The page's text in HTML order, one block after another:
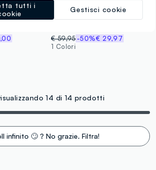
€ 59,95 -50%€ 29,97
1 Colori
14 di 14 prodotti
infinito 🙄 ? No grazie. Filtra!
Gestisci cookie
tutti i